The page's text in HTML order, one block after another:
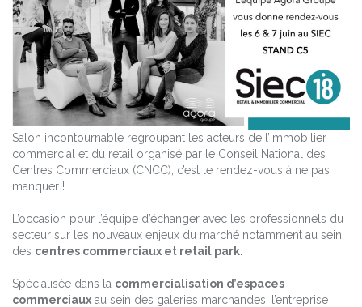
Salon incontournable regroupant les acteurs de l’immobilier
commercial et du retail organisé par le Conseil National des
Centres Commerciaux (CNCC), c’est le rendez-vous à ne pas
manquer !
L’occasion pour l’équipe d’échanger avec les professionnels du
secteur sur les nouveaux enjeux du marché notamment au sein
des centres commerciaux et retail park.
Spécialisée dans la commercialisation d’espaces
commerciaux au sein des galeries marchandes, l’entreprise